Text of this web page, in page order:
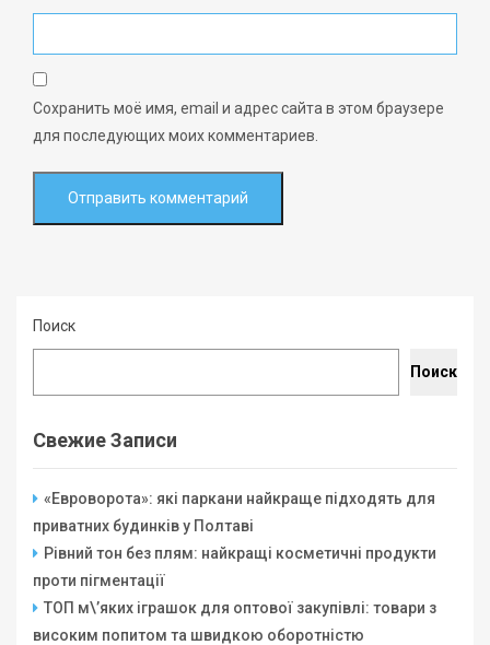
Сохранить моё имя, email и адрес сайта в этом браузере
для последующих моих комментариев.
Поиск
Поиск
Свежие Записи
«Евроворота»: які паркани найкраще підходять для
приватних будинків у Полтаві
Рівний тон без плям: найкращі косметичні продукти
проти пігментації
ТОП м\’яких іграшок для оптової закупівлі: товари з
високим попитом та швидкою оборотністю